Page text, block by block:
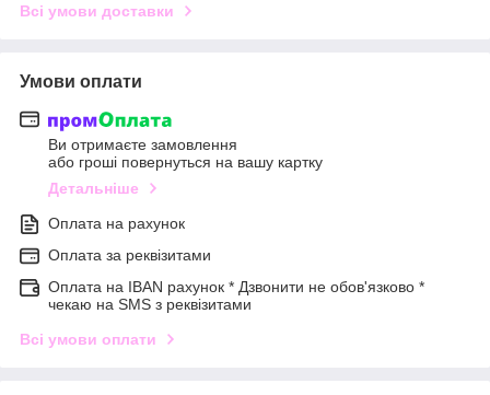
Всі умови доставки
Умови оплати
Ви отримаєте замовлення
або гроші повернуться на вашу картку
Детальніше
Оплата на рахунок
Оплата за реквізитами
Оплата на IBAN рахунок * Дзвонити не обов'язково *
чекаю на SMS з реквізитами
Всі умови оплати